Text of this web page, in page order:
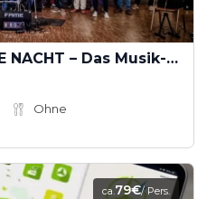
ROCK STAR FÜR EINE NACHT – Das Musik-Event, das wirklich rockt
Ohne
ca.79€/ Pers.